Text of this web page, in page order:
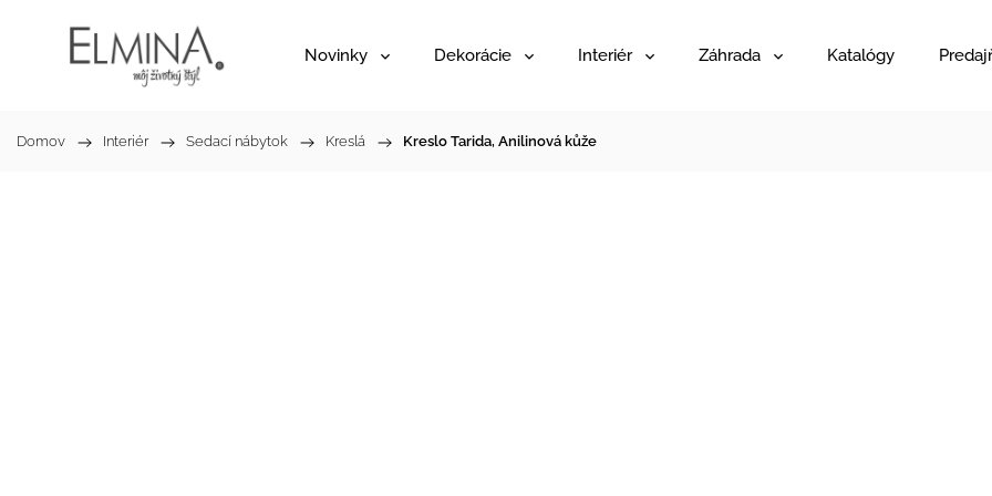
Novinky Dekorácie Interiér Záhrada Katalógy
Domov / Interiér / Sedací nábytok / Kreslá / Kreslo Tarida, Anilinová kůže